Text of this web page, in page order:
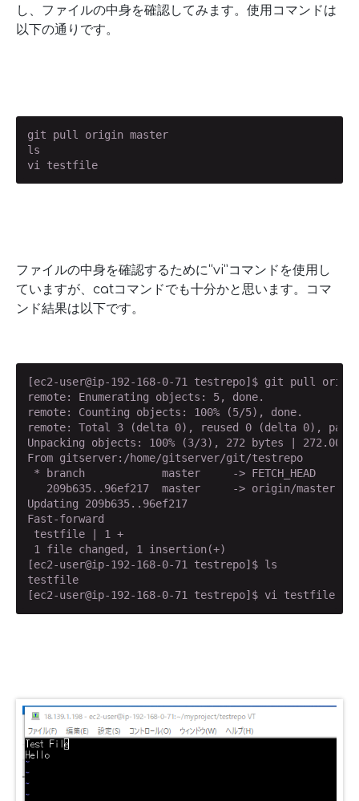
し、ファイルの中身を確認してみます。使用コマンドは
以下の通りです。
git pull origin master
ls
vi testfile
ファイルの中身を確認するために“vi”コマンドを使用し
ていますが、catコマンドでも十分かと思います。コマ
ンド結果は以下です。
[ec2-user@ip-192-168-0-71 testrepo]$ git pull
remote: Enumerating objects: 5, done.
remote: Counting objects: 100% (5/5), done.
remote: Total 3 (delta 0), reused 0 (delta 0), pack-
Unpacking objects: 100% (3/3), 272 bytes | 272.00
From gitserver:/home/gitserver/git/testrepo
* branch            master     -> FETCH_HEAD
   209b635..96ef217  master     -> origin/master
Updating 209b635..96ef217
Fast-forward
testfile | 1 +
1 file changed, 1 insertion(+)
[ec2-user@ip-192-168-0-71 testrepo]$ ls
testfile
[ec2-user@ip-192-168-0-71 testrepo]$ vi testfile